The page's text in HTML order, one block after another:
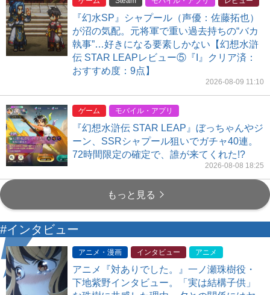
『幻水SP』シャプール（声優：佐藤拓也）
が沼の気配。元将軍で重い過去持ちの“バカ
執事”…好きになる要素しかない【幻想水滸
伝 STAR LEAPレビュー⑤『I』クリア済：
おすすめ度：9点】
2026-08-09 11:10
ゲーム モバイル・アプリ
『幻想水滸伝 STAR LEAP』ぼっちゃんやジ
ーン、SSRシャプール狙いでガチャ40連。
72時間限定の確定で、誰が来てくれた!?
2026-08-08 18:25
もっと見る
#インタビュー
アニメ・漫画 インタビュー アニメ
アニメ『対ありでした。』一ノ瀬珠樹役・
下地紫野インタビュー。「実は結構子供」